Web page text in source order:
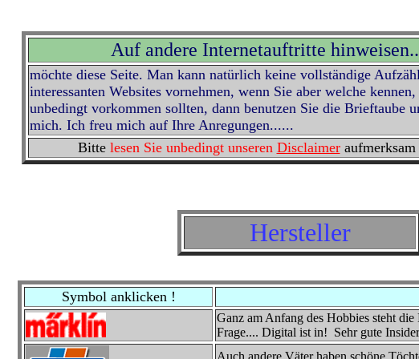
Auf andere Internetauftritte
möchte diese Seite. Man kann natürlich keine vollständige
interessanten Websites vornehmen, wenn Sie aber welche
unbedingt vorkommen sollten, dann benutzen Sie die Brieftaube
mich. Ich freu mich auf Ihre Anregungen......
Bittelesen Sie unbedingt unseren Disclaimer
Hersteller
Symbol anklicken !
Ganz am Anfang des Hobbies steht
Frage.... Digital ist in! Sehr gute
Auch andere Väter haben schöne